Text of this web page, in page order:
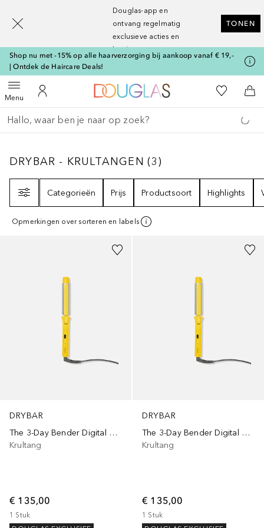
Douglas-app en
ontvang regelmatig
exclusieve acties en
kortingen
TONEN
Shop nu met -15% op alle haarverzorging bij aankoop vanaf € 19,-
| Ontdek de Haircare Deals!
MenuOpen menuNaar Mijn Account
Naar Douglas Home
Naar Mijn
Ga terug
Zoekopdracht uitvoeren
DRYBAR - KRULTANGEN3
DRYBAR - KRULTANGEN (3)
Categorieën
Prijs Productsoort Highlights
Opmerkingen over sorteren en labels
DRYBAR
The 3-Day Bender Digital Curling Iron 1.25''
Krultang
€ 135,00
1 Stuk
DRYBAR
The 3-Day Bender Digital Curling Iron 1''
Krultang
€ 135,00
1 Stuk
[navigation.slideout.screenreader]